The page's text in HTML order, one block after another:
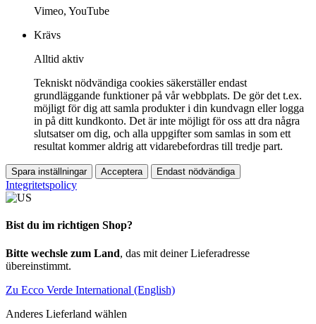
Vimeo, YouTube
Krävs
Alltid aktiv
Tekniskt nödvändiga cookies säkerställer endast
grundläggande funktioner på vår webbplats. De gör det t.ex.
möjligt för dig att samla produkter i din kundvagn eller logga
in på ditt kundkonto. Det är inte möjligt för oss att dra några
slutsatser om dig, och alla uppgifter som samlas in som ett
resultat kommer aldrig att vidarebefordras till tredje part.
Spara inställningar Acceptera Endast nödvändiga
Integritetspolicy
Bist du im richtigen Shop?
Bitte wechsle zum Land, das mit deiner Lieferadresse
übereinstimmt.
Zu Ecco Verde International (English)
Anderes Lieferland wählen